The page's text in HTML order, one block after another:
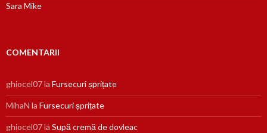
Sara Mike
COMENTARII
ghiocel07la Fursecuri șprițate
MihaN la Fursecuri șprițate
ghiocel07la Supă cremă de dovleac